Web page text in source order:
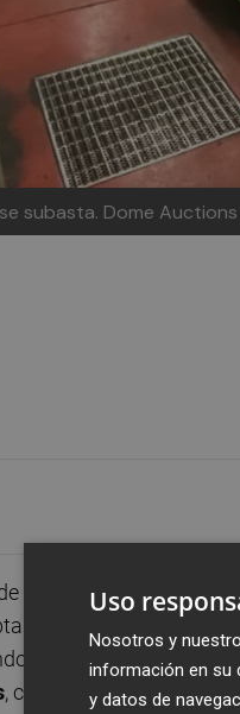
subasta. Dome Auctions
la centenariaMarie
marcha de su último
de inversión holandés,
, con precios que oscilan
Uso
Nosotros y
información en su
y datos de